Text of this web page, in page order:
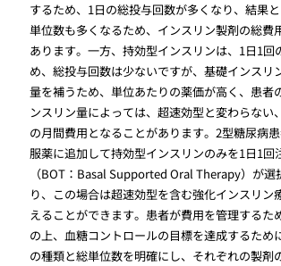
するため、1日の総投与回数が多くなり、結果
単位数も多くなるため、インスリン製剤の総費
あります。一方、持効型インスリンは、1日1回
め、総投与回数は少ないですが、基礎インスリ
量を補うため、単位あたりの薬価が高く、患者
ンスリン量によっては、超速効型と変わらない
の月間費用となることがあります。2型糖尿病
服薬に追加して持効型インスリンのみを1日1回
（BOT：Basal Supported Oral Therapy）が選
り、この場合は超速効型を含む強化インスリン
えることができます。患者が費用を管理するた
の上、血糖コントロールの目標を達成するため
の種類と総単位数を明確にし、それぞれの製剤